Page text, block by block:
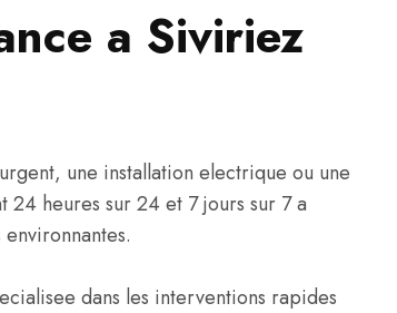
a Siviriez
une installation electrique ou une
24 heures sur 24 et 7 jours sur 7 a
dans les interventions rapides